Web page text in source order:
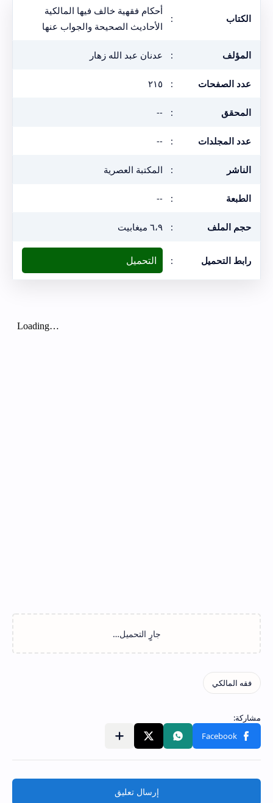
الكتاب :
أحكام فقهية خالف فيها المالكية
الأحاديث الصحيحة والجواب عنها
المؤلف : عدنان عبد الله زهار
عدد الصفحات : ٢١٥
المحقق :
--
عدد المجلدات :
--
الناشر : المكتبة العصرية
الطبعة :
--
حجم الملف : ٦،٩ ميغابيت
رابط التحميل : التحميل
إرسال تعليق